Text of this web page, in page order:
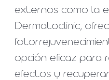
externos como la
Dermatoclinic,
opción eficaz para
efectos y